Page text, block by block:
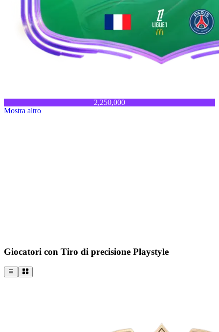
2,250,000
Mostra altro
Giocatori con Tiro di precisione Playstyle